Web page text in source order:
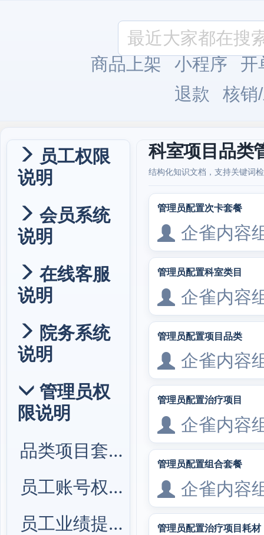
商品上架 小程序
开
退款
核销
员工权限
说明
会员系统
说明
在线客服
说明
院务系统
说明
管理员权
限说明
品类项目套餐管理
员工账号权限管理
员工业绩提成管理
科室项目品类
结构化知识文档，支持关键词
管理员配置次卡套餐
企雀内容
管理员配置科室类目
企雀内容
管理员配置项目品类
企雀内容
管理员配置治疗项目
企雀内容
管理员配置组合套餐
企雀内容
管理员配置治疗项目耗材